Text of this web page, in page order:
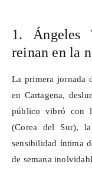
1. Ángeles
reinan en la
La primera jornada
en Cartagena,
público vibró con
(Corea del Sur),
sensibilidad íntima
de semana